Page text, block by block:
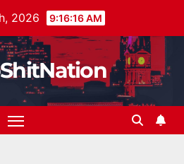
2026 9:16:16 AM